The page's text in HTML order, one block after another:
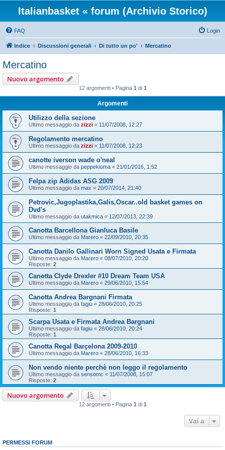
Italianbasket « forum (Archivio Storico)
FAQ Login
Indice Discussioni generali Di tutto un po' Mercatino
Mercatino
Nuovo argomento
12 argomenti • Pagina 1 di 1
Argomenti
Utilizzo della sezione
Ultimo messaggio da zizzi « 11/07/2008, 12:27
Regolamento mercatino
Ultimo messaggio da zizzi « 11/07/2008, 12:23
canotte iverson wade o'neal
Ultimo messaggio da peppekioma « 21/01/2016, 1:52
Felpa zip Adidas ASG 2009
Ultimo messaggio da max « 20/07/2014, 21:40
Petrovic,Jugoplastika,Galis,Oscar..old basket games on
Dvd's
Ultimo messaggio da utakmica « 12/07/2013, 22:39
Canotta Barcellona Gianluca Basile
Ultimo messaggio da Marero « 22/09/2010, 20:35
Canotta Danilo Gallinari Worn Signed Usata e Firmata
Ultimo messaggio da Marero « 08/07/2010, 20:20
Risposte: 2
Canotta Clyde Drexler #10 Dream Team USA
Ultimo messaggio da Marero « 29/06/2010, 15:54
Canotta Andrea Bargnani Firmata
Ultimo messaggio da fagiu « 28/06/2010, 20:25
Risposte: 1
Scarpa Usata e Firmata Andrea Bargnani
Ultimo messaggio da fagiu « 28/06/2010, 20:24
Risposte: 1
Canotta Regal Barçelona 2009-2010
Ultimo messaggio da Marero « 28/06/2010, 16:33
Non vendo niente perchè non leggo il regolamento
Ultimo messaggio da sensomc « 11/07/2008, 15:07
Risposte: 2
Nuovo argomento
12 argomenti • Pagina 1 di 1
Vai a
PERMESSI FORUM